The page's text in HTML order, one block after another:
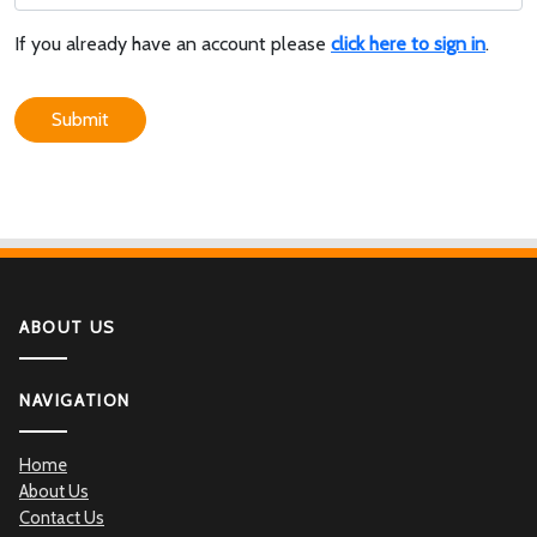
If you already have an account please click here to sign in.
Submit
ABOUT US
NAVIGATION
Home
About Us
Contact Us